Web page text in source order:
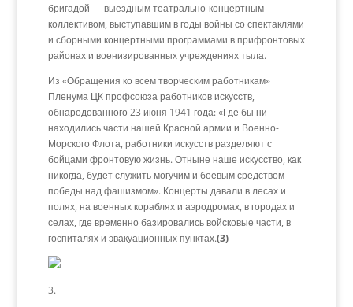
бригадой — выездным театрально-концертным
коллективом, выступавшим в годы войны со спектаклями
и сборными концертными программами в прифронтовых
районах и военизированных учреждениях тыла.
Из «Обращения ко всем творческим работникам»
Пленума ЦК профсоюза работников искусств,
обнародованного 23 июня 1941 года: «Где бы ни
находились части нашей Красной армии и Военно-
Морского Флота, работники искусств разделяют с
бойцами фронтовую жизнь. Отныне наше искусство, как
никогда, будет служить могучим и боевым средством
победы над фашизмом». Концерты давали в лесах и
полях, на военных кораблях и аэродромах, в городах и
селах, где временно базировались войсковые части, в
госпиталях и эвакуационных пунктах.(3)
3.